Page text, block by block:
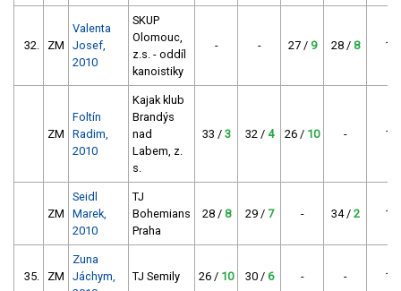
32. ZM
Valenta
Josef,
2010
SKUP
Olomouc,
z.s. - oddíl
kanoistiky
- - 27 / 9 28 / 8 17
ZM
Foltín
Radim,
2010
Kajak klub
Brandýs
nad
Labem, z.
s.
33 / 3 32 / 4 26 / 10 - 17
ZM
Seidl
Marek,
2010
TJ
Bohemians
Praha
28 / 8 29 / 7 - 34 / 2 17
35. ZM
Zuna
Jáchym,
TJ Semily 26 / 10 30 / 6 - - 16